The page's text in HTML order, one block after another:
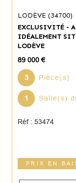
LODÈVE (34700)
EXCLUSIVITÉ -
IDÉALEMENT
LODÈVE
89 000 €
3 Pièce(s)
1 Salle(s)
Réf : 53474
PRIX EN